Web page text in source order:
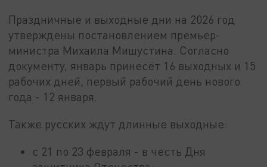
Праздничные и выходные дни на 2026 год
утверждены постановлением премьер-
министра Михаила Мишустина. Согласно
документу, январь принесёт 16 выходных и 15
рабочих дней, первый рабочий день нового
года - 12 января.
Также русских ждут длинные выходные:
с 21 по 23 февраля - в честь Дня